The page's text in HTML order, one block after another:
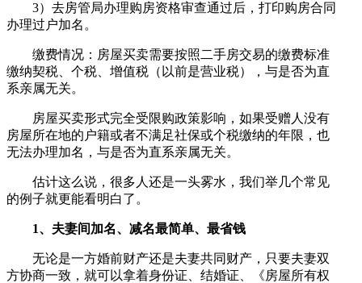
3）去房管局办理购房资格审查通过后，打印购房合同
办理过户加名。
缴费情况：房屋买卖需要按照二手房交易的缴费标准
缴纳契税、个税、增值税（以前是营业税），与是否为直
系亲属无关。
房屋买卖形式完全受限购政策影响，如果受赠人没有
房屋所在地的户籍或者不满足社保或个税缴纳的年限，也
无法办理加名，与是否为直系亲属无关。
估计这么说，很多人还是一头雾水，我们举几个常见
的例子就更能看明白了。
1、夫妻间加名、减名最简单、最省钱
无论是一方婚前财产还是夫妻共同财产，只要夫妻双
方协商一致，就可以拿着身份证、结婚证、《房屋所有权